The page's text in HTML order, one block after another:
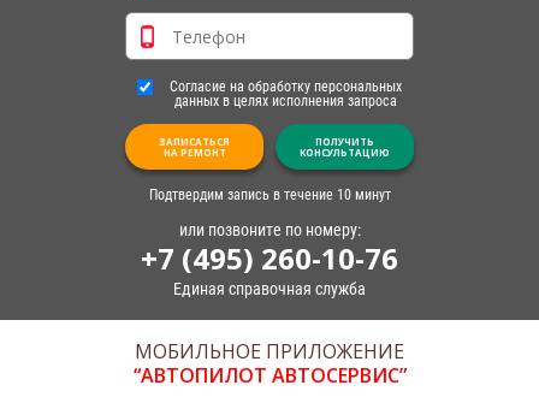
Согласие на обработку персональных
данных в целях исполнения запроса
ЗАПИСАТЬСЯ
НА РЕМОНТ
ПОЛУЧИТЬ
КОНСУЛЬТАЦИЮ
Подтвердим запись в течение 10 минут
или позвоните по номеру:
+7 (495) 260-10-76
Единая справочная служба
МОБИЛЬНОЕ ПРИЛОЖЕНИЕ
“АВТОПИЛОТ АВТОСЕРВИС”